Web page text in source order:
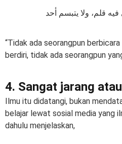
ﻗﻠﻢ، ﻭﻻ ﻳﺘﺒﺴﻢ ﺃﺣﺪ
“Tidak ada seorangpun
berdiri, tidak ada seorangpun
4. Sangat jarang
Ilmu itu didatangi, bukan
belajar lewat sosial media yang
dahulu menjelaskan,